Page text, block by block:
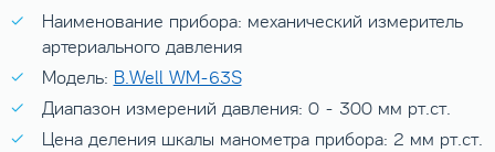
Наименование прибора: механический измеритель
артериального давления
Модель: B.Well WM-63S
Диапазон измерений давления: 0 - 300 мм рт.ст.
Цена деления шкалы манометра прибора: 2 мм рт.ст.